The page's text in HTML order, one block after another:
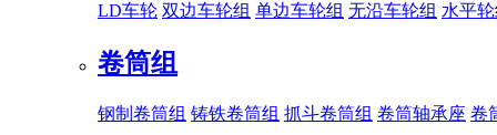
LD车轮 双边车轮组 单边车轮组 无沿车轮组 水平
卷筒组
钢制卷筒组 铸铁卷筒组 抓斗卷筒组 卷筒轴承座 卷